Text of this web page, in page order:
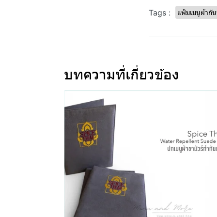
Tags : แฟ้มเมนูผ้ากั
บทความที่เกี่ยวข้อง